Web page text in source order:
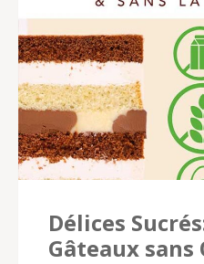
Délices
Gâteaux